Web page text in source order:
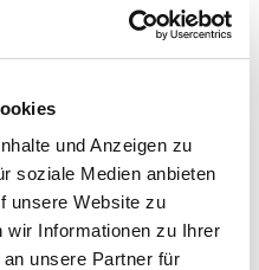
und Anzeigen zu
soziale Medien anbieten
unsere Website zu
wir Informationen zu Ihrer
unsere Partner für
bains de la Forêt-
avec un bon
concernant les